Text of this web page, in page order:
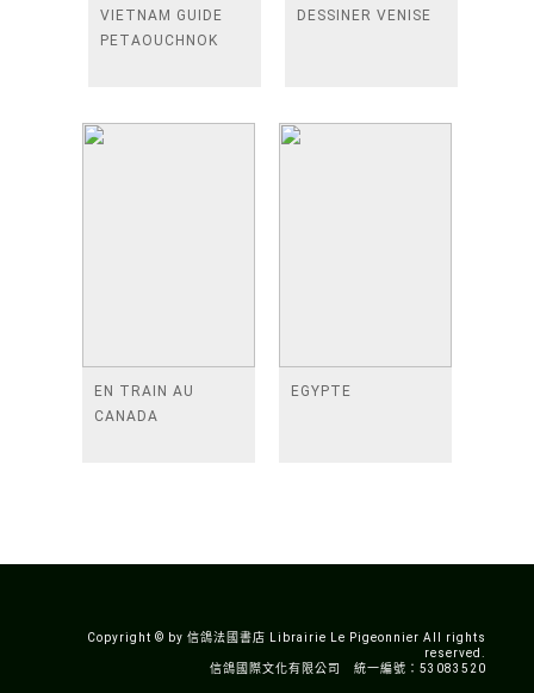
VIETNAM GUIDE
PETAOUCHNOK
DESSINER VENISE
EN TRAIN AU
CANADA
EGYPTE
Copyright © by 信鴿法國書店 Librairie Le Pigeonnier All rights
reserved.
信鴿國際文化有限公司 統一編號：53083520